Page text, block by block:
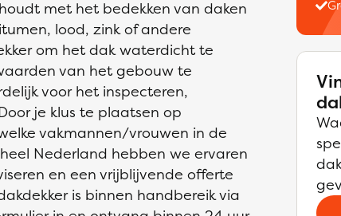
met het bedekken van daken
lood, zink of andere
om het dak waterdicht te
van het gebouw te
voor het inspecteren,
je klus te plaatsen op
vakmannen/vrouwen in de
Nederland hebben we ervaren
en een vrijblijvende offerte
is binnen handbereik via